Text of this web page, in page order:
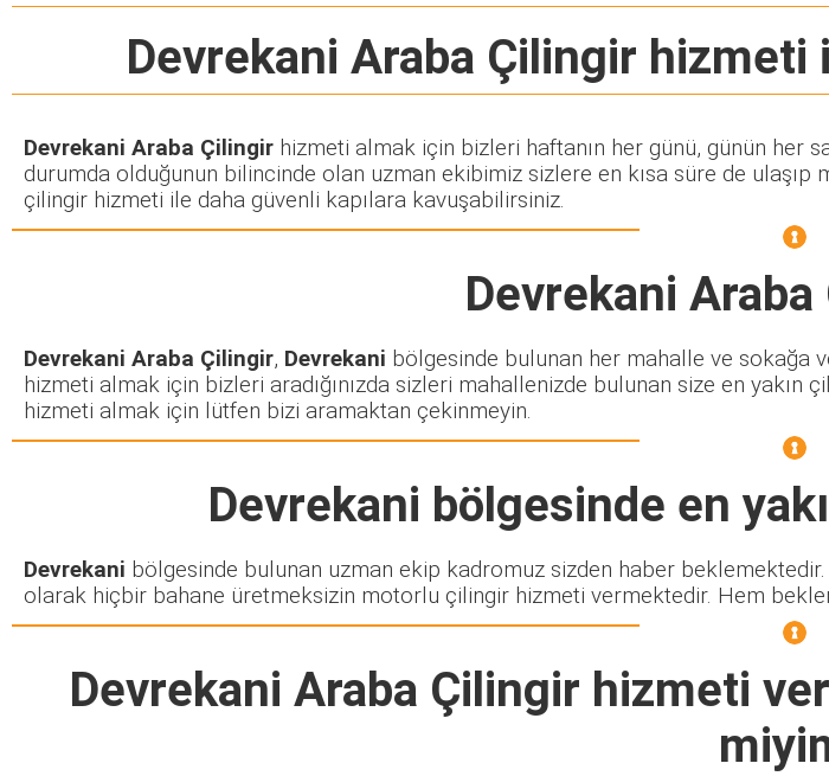
Devrekani Araba Çilingir hizmeti
Devrekani Araba Çilingir hizmeti almak için bizleri haftanın her günü, günün her
durumda olduğunun bilincinde olan uzman ekibimiz sizlere en kısa süre de
çilingir hizmeti ile daha güvenli kapılara kavuşabilirsiniz.
Devrekani
Devrekani Araba Çilingir, Devrekani bölgesinde bulunan her mahalle ve sokağa
hizmeti almak için bizleri aradığınızda sizleri mahallenizde bulunan size en yakın
hizmeti almak için lütfen bizi aramaktan çekinmeyin.
Devrekani bölgesinde en
Devrekani bölgesinde bulunan uzman ekip kadromuz sizden haber
olarak hiçbir bahane üretmeksizin motorlu çilingir hizmeti vermektedir. Hem
Devrekani Araba Çilingir hizmeti